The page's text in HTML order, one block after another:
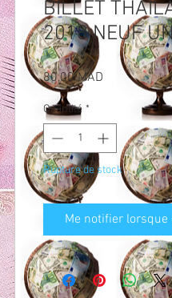
BILLET
2018 NEUF
80,00 MAD
Quantité *
Rupture de stock
Me notifier